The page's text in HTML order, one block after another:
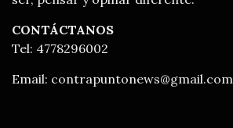
CONTÁCTANOS
Tel: 4778296002
Email: contrapuntonews@gmail.com